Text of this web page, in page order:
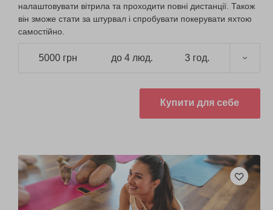
налаштовувати вітрила та проходити повні дистанції. Також
він зможе стати за штурвал і спробувати покерувати яхтою
самостійно.
5000 грн до 4 люд. 3 год.
Купити для себе